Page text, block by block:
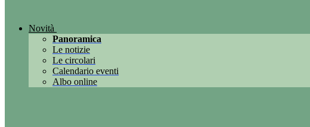
Novità
Panoramica
Le notizie
Le circolari
Calendario eventi
Albo online